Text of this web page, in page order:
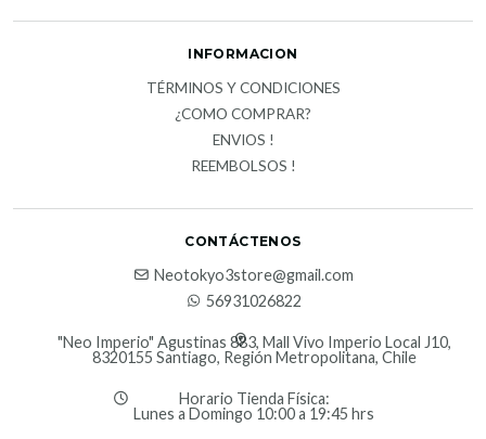
INFORMACION
TÉRMINOS Y CONDICIONES
¿COMO COMPRAR?
ENVIOS !
REEMBOLSOS !
CONTÁCTENOS
Neotokyo3store@gmail.com
56931026822
"Neo Imperio" Agustinas 883, Mall Vivo Imperio Local J10,
8320155 Santiago, Región Metropolitana, Chile
Horario Tienda Física:
Lunes a Domingo 10:00 a 19:45 hrs